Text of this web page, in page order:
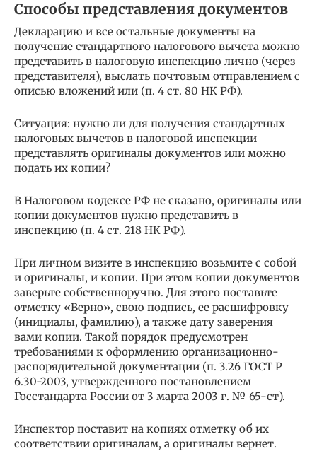
Способы представления документов
Декларацию и все остальные документы на
получение стандартного налогового вычета можно
представить в налоговую инспекцию лично (через
представителя), выслать почтовым отправлением с
описью вложений или (п. 4 ст. 80 НК РФ).
Ситуация: нужно ли для получения стандартных
налоговых вычетов в налоговой инспекции
представлять оригиналы документов или можно
подать их копии?
В Налоговом кодексе РФ не сказано, оригиналы или
копии документов нужно представить в
инспекцию (п. 4 ст. 218 НК РФ).
При личном визите в инспекцию возьмите с собой
и оригиналы, и копии. При этом копии документов
заверьте собственноручно. Для этого поставьте
отметку «Верно», свою подпись, ее расшифровку
(инициалы, фамилию), а также дату заверения
вами копии. Такой порядок предусмотрен
требованиями к оформлению организационно-
распорядительной документации (п. 3.26 ГОСТ Р
6.30-2003, утвержденного постановлением
Госстандарта России от 3 марта 2003 г. № 65-ст).
Инспектор поставит на копиях отметку об их
соответствии оригиналам, а оригиналы вернет.